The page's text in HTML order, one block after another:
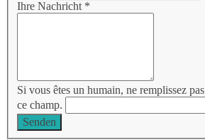
Ihre Nachricht *
Si vous êtes un humain, ne remplissez pas
ce champ.
Senden